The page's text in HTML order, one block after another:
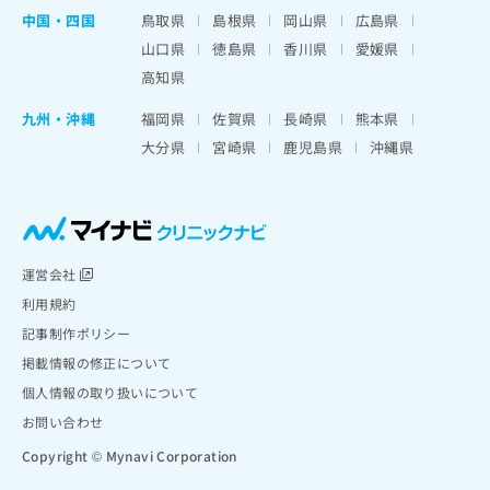
中国・四国 鳥取県 島根県 岡山県
広島県
山口県
徳島県 香川県
愛媛県
高知県
九州・沖縄
福岡県 佐賀県 長崎県
熊本県
大分県
宮崎県 鹿児島県 沖縄県
運営会社
利用規約
記事制作ポリシー
掲載情報の修正について
個人情報の取り扱いについて
お問い合わせ
Copyright © Mynavi Corporation